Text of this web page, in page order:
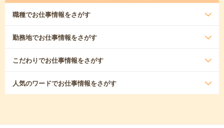
職種でお仕事情報をさがす
勤務地でお仕事情報をさがす
こだわりでお仕事情報をさがす
人気のワードでお仕事情報をさがす